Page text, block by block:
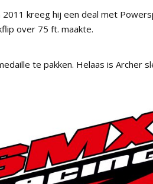
kreeg hij een deal met
over 75 ft. maakte.
te pakken. Helaas is Archer